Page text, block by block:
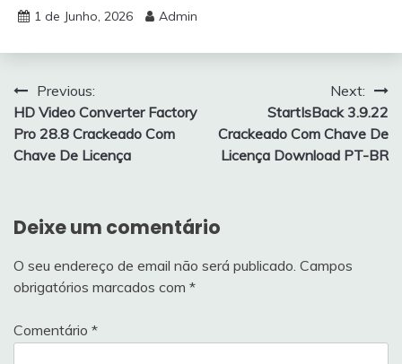
1 de Junho, 2026 Admin
Navegação
de
artigos
Previous:
HD Video Converter Factory
Pro 28.8 Crackeado Com
Chave De Licença
Next:
StartIsBack 3.9.22
Crackeado Com Chave De
Licença Download PT-BR
Deixe um comentário
O seu endereço de email não será publicado. Campos
obrigatórios marcados com *
Comentário *